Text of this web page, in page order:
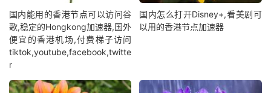
国内能用的香港节点可以访问谷
歌,稳定的Hongkong加速器,国外
便宜的香港机场,付费梯子访问
tiktok,youtube,facebook,twitte
r
国内怎么打开Disney+,看美剧可
以用的香港节点加速器